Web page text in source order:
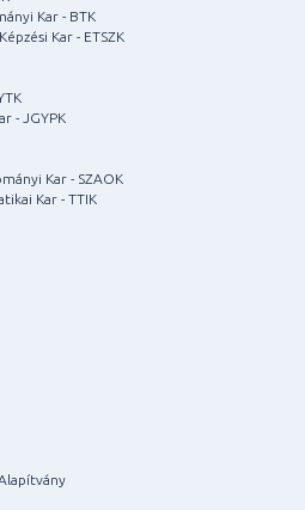
Kar - BTK
Kar - ETSZK
- JGYPK
Kar - SZAOK
Kar - TTIK